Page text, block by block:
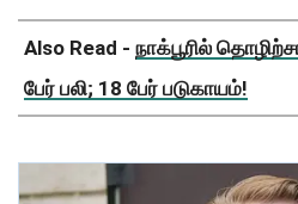
Also Read - நாக்பூரில்
பேர் பலி; 18 பேர் படுகாயம்!